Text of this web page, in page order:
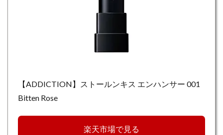
【ADDICTION】ストールンキス エンハンサー 001
Bitten Rose
楽天市場で見る